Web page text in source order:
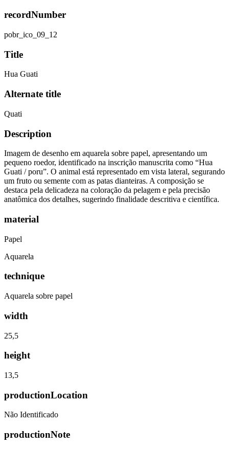
recordNumber
pobr_ico_09_12
Title
Hua Guati
Alternate title
Quati
Description
Imagem de desenho em aquarela sobre papel, apresentando um
pequeno roedor, identificado na inscrição manuscrita como “Hua
Guati / poru”. O animal está representado em vista lateral, segurando
um fruto ou semente com as patas dianteiras. A composição se
destaca pela delicadeza na coloração da pelagem e pela precisão
anatômica dos detalhes, sugerindo finalidade descritiva e científica.
material
Papel
Aquarela
technique
Aquarela sobre papel
width
25,5
height
13,5
productionLocation
Não Identificado
productionNote